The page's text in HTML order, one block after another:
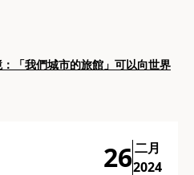
「我們城市的旅館」可以向世界
26二月
2024